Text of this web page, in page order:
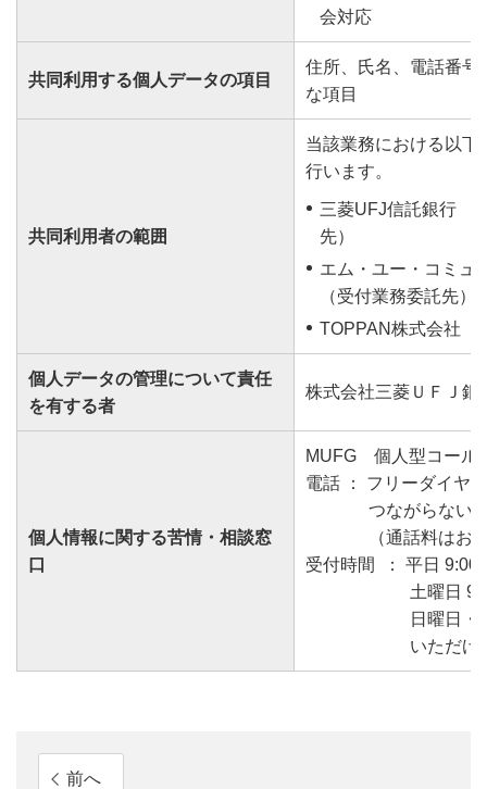
会対応
共同利用する個人データの項目
住所、氏名、電話番号
な項目
共同利用者の範囲
当該業務における以下
行います。
三菱UFJ信託銀行
先）
エム・ユー・コミュ
（受付業務委託先）
TOPPAN株式会社（
個人データの管理について責任
を有する者
株式会社三菱ＵＦＪ銀
個人情報に関する苦情・相談窓
口
MUFG 個人型コール
電話 ： フリーダイヤ
つながらない
（通話料はお
受付時間 ： 平日 9:00
土曜日
日曜日・
いただけ
前へ